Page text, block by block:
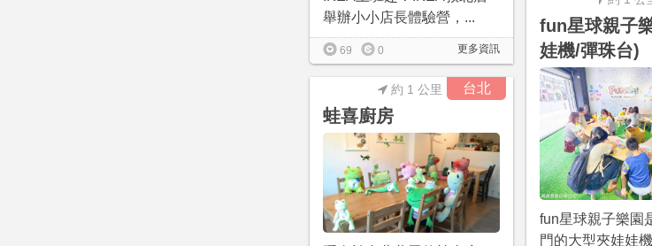
舉辦小小店長體驗營，...
更多資訊
69 0
fun星球親子
娃機/彈珠台)
fun星球親子樂園
門的大型夾娃娃
台北
蛙喜廚房
約 1 公里